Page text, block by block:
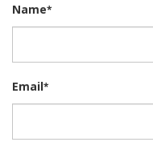
Name*
Email*